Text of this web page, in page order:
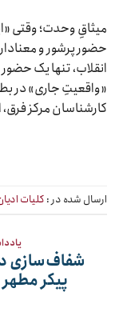
میثاقِ وحدت؛ وقتی
حضور پرشور و
انقلاب، تنها یک
«واقعیتِ جاری» در
کارشناسان مرکز
ارسال شده در : کلیات
شفاف‌سازی
پیکر